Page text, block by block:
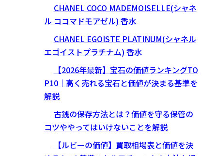
CHANEL COCO MADEMOISELLE(シャネ
ル ココマドモアゼル) 香水
CHANEL EGOISTE PLATINUM(シャネル
エゴイストプラチナム) 香水
【2026年最新】宝石の価値ランキングTO
P10｜高く売れる宝石と価値が決まる基準を
解説
古銭の保存方法とは？価値を守る保管の
コツややってはいけないことを解説
【ルビーの価値】買取相場表と価値を決